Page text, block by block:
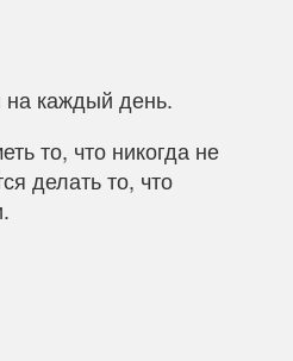
каждый день.
то, что никогда не
делать то, что